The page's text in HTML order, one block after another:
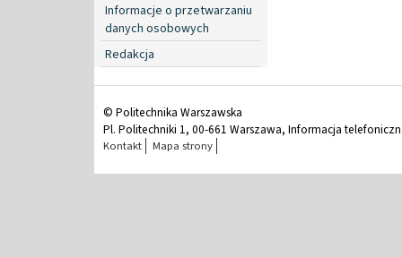
Informacje o przetwarzaniu
danych osobowych
Redakcja
© Politechnika Warszawska
Pl. Politechniki 1, 00-661 Warszawa, Informacja
Kontakt Mapa strony